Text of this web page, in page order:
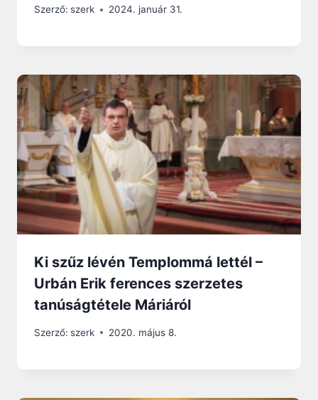
Szerző: szerk 2024. január 31.
Ki szűz lévén Templommá lettél –
Urbán Erik ferences szerzetes
tanúságtétele Máriáról
Szerző: szerk 2020. május 8.